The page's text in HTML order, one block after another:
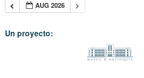
AUG 2026
Un proyecto: